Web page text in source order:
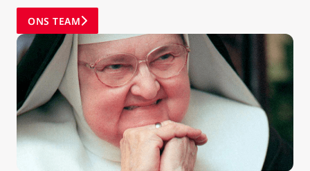
ONS TEAM